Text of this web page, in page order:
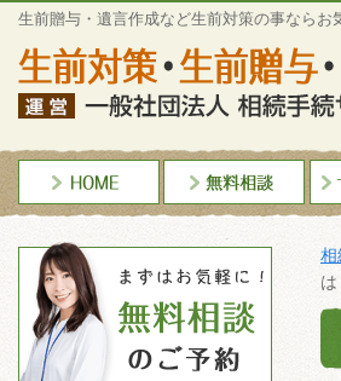
生前贈与・遺言作成など生前対策の事ならお
相
は